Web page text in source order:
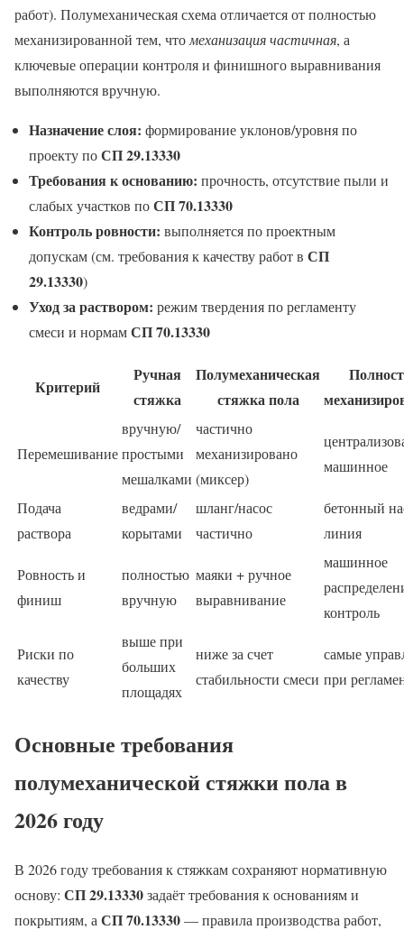
работ). Полумеханическая схема отличается от полностью
механизированной тем, что механизация частичная, а
ключевые операции контроля и финишного выравнивания
выполняются вручную.
Назначение слоя: формирование уклонов/уровня по
проекту поСП 29.13330
Требования к основанию: прочность, отсутствие пыли и
слабых участков поСП 70.13330
Контроль ровности: выполняется по проектным
допускам (см. требования к качеству работ в СП
29.13330)
Уход за раствором: режим твердения по регламенту
смеси и нормамСП 70.13330
Критерий
Ручная
стяжка
Полумеханическая
стяжка пола
Перемешивание
вручную/
простыми
мешалками
частично
механизировано
(миксер)
машинное
Подача
раствора
ведрами/
корытами
шланг/насос
частично
бетонный
линия
Ровность и
финиш
полностью
вручную
маяки + ручное
выравнивание
машинное
контроль
Риски по
качеству
выше при
больших
площадях
ниже за счет
стабильности смеси
самые
при
Основные требования
полумеханической стяжки пола в
2026 году
В 2026 году требования к стяжкам сохраняют нормативную
основу: СП 29.13330задаёт требования к основаниям и
покрытиям, а СП 70.13330— правила производства работ,